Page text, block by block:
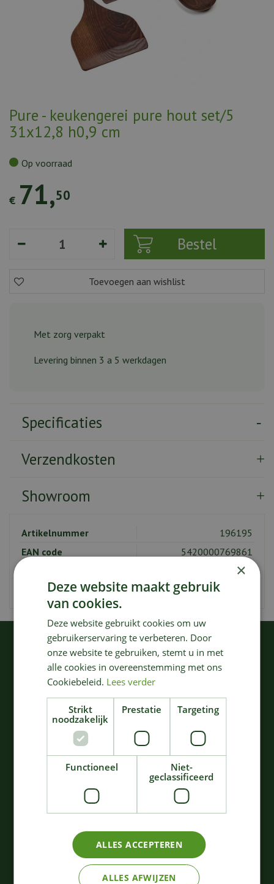
Pure - keukengerei pure hout set/5
31x12,8 h0,9 cm
€ 71,50
Op voorraad
Met zorg verpakt
Levering binnen 3 a 5 werkdagen
Specificaties
Verzendkosten
Showroom
Artikelnummer
196195
EAN code
5420000769861
Serax
Kookgerei
KIJK OOK EENS NAAR:
ovaal pure l38 x b26 x
h2,5 cm blauw g…
71,
Bestellen
BORD ROND LARGE
D34 H34 GRIJS
€ 60
Bestellen
×
Deze website maakt gebruik
van cookies.
Deze website gebruikt cookies om uw
gebruikerservaring te verbeteren. Door
onze website te gebruiken, stemt u in met
alle cookies in overeenstemming met ons
Cookiebeleid. Lees verder
Strikt
noodzakelijk
Prestatie Targeting
Functioneel
Niet-
geclassificeerd
ALLES ACCEPTEREN
ALLES AFWIJZEN